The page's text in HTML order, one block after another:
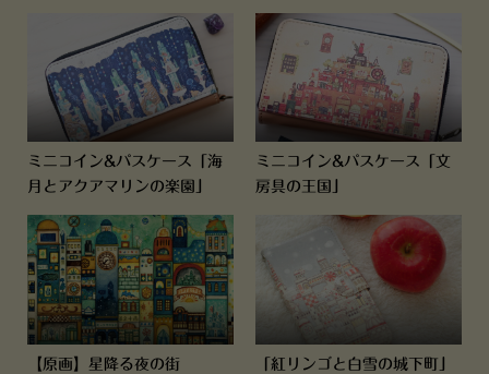
ミニコイン&パスケース「海
月とアクアマリンの楽園」
ミニコイン&パスケース「文
房具の王国」
【原画】星降る夜の街
「紅リンゴと白雪の城下町」